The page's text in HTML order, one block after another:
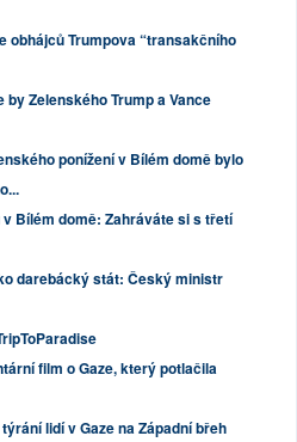
obhájců Trumpova “transakčního
by Zelenského Trump a Vance
ponížení v Bílém domě bylo
Bílém domě: Zahráváte si s třetí
darebácký stát: Český ministr
film o Gaze, který potlačila
lidí v Gaze na Západní břeh